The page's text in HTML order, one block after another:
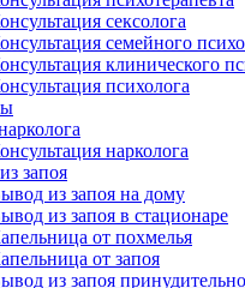
сексолога
семейного
клинического
психолога
нарколога
запоя
из запоя на дому
из запоя в стационаре
от похмелья
от запоя
из запоя принудительно